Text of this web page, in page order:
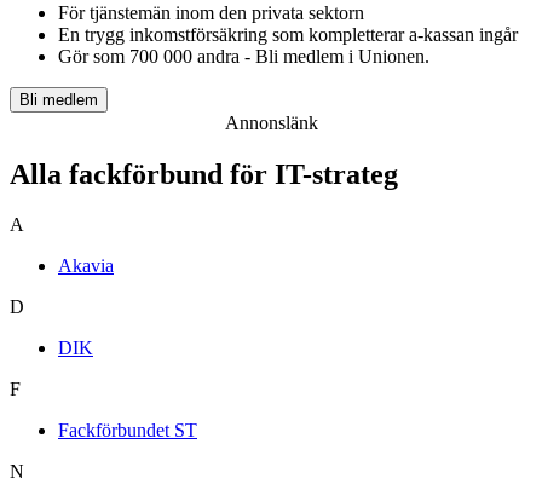
För tjänstemän inom den privata sektorn
En trygg inkomst­försäkring som kompletterar a-kassan ingår
Gör som 700 000 andra - Bli medlem i Unionen.
Bli medlem
Annonslänk
Alla fackförbund för IT-strateg
A
Akavia
D
DIK
F
Fackförbundet ST
N